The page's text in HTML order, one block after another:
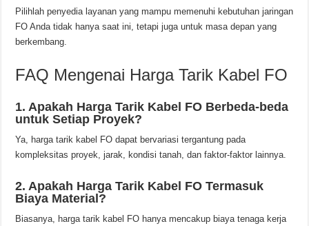
Pilihlah penyedia layanan yang mampu memenuhi kebutuhan jaringan
FO Anda tidak hanya saat ini, tetapi juga untuk masa depan yang
berkembang.
FAQ Mengenai Harga Tarik Kabel FO
1. Apakah Harga Tarik Kabel FO Berbeda-beda
untuk Setiap Proyek?
Ya, harga tarik kabel FO dapat bervariasi tergantung pada
kompleksitas proyek, jarak, kondisi tanah, dan faktor-faktor lainnya.
2. Apakah Harga Tarik Kabel FO Termasuk
Biaya Material?
Biasanya, harga tarik kabel FO hanya mencakup biaya tenaga kerja